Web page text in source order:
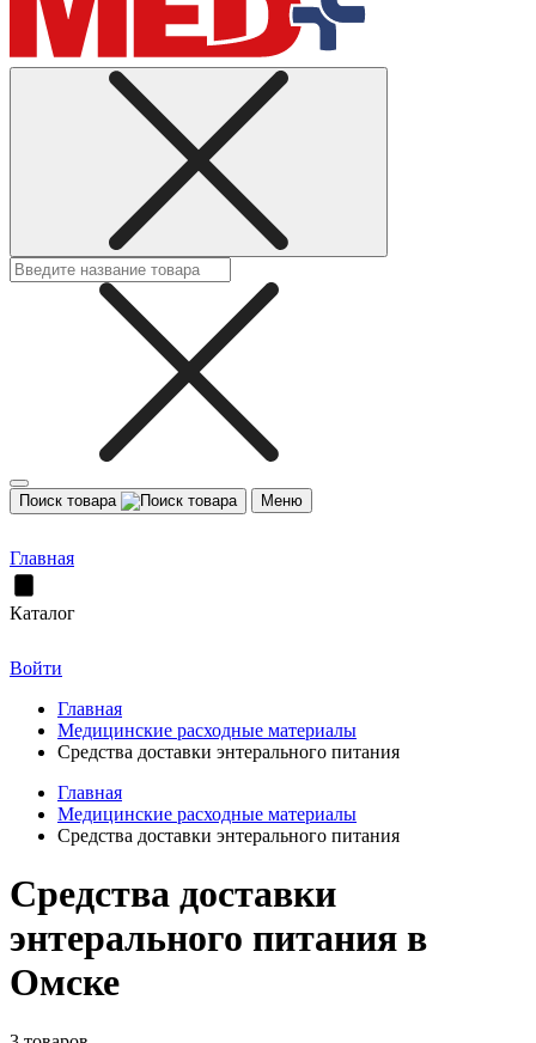
Поиск товара Меню
Главная
Каталог
Войти
Главная
Медицинские расходные материалы
Средства доставки энтерального питания
Главная
Медицинские расходные материалы
Средства доставки энтерального питания
Средства доставки
энтерального питания в
Омске